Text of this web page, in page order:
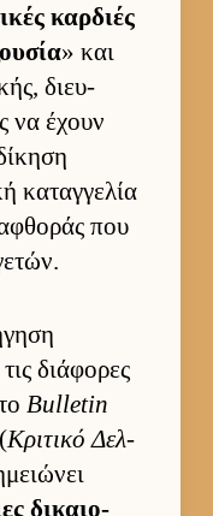
καρ­διές
» και
διευ­
να έχουν
καταγ­γελία
που
διάφορες
Bulletin
(Κριτικό Δελ­
δικαιο­